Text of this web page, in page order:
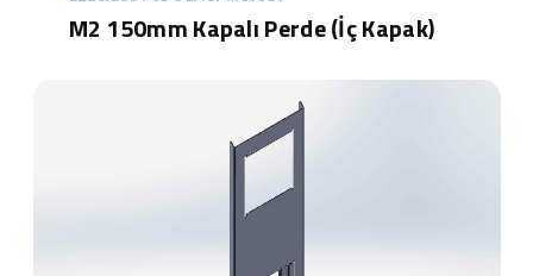
M2 150mm Kapalı Perde (İç Kapak)